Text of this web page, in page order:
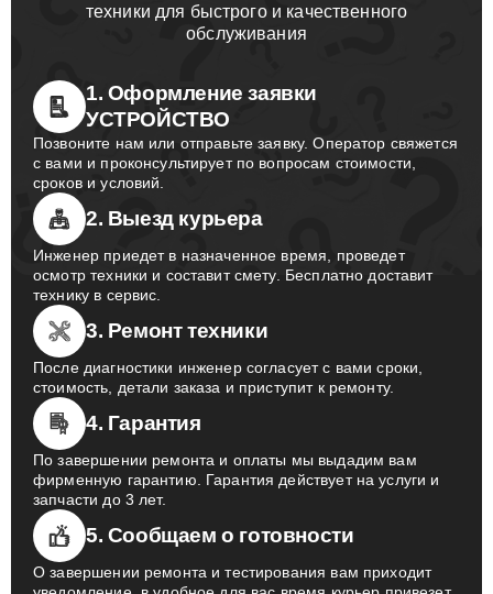
техники для быстрого и качественного
обслуживания
1. Оформление заявки
УСТРОЙСТВО
Позвоните нам или отправьте заявку. Оператор свяжется
с вами и проконсультирует по вопросам стоимости,
сроков и условий.
2. Выезд курьера
Инженер приедет в назначенное время, проведет
осмотр техники и составит смету. Бесплатно доставит
технику в сервис.
3. Ремонт техники
После диагностики инженер согласует с вами сроки,
стоимость, детали заказа и приступит к ремонту.
4. Гарантия
По завершении ремонта и оплаты мы выдадим вам
фирменную гарантию. Гарантия действует на услуги и
запчасти до 3 лет.
5. Сообщаем о готовности
О завершении ремонта и тестирования вам приходит